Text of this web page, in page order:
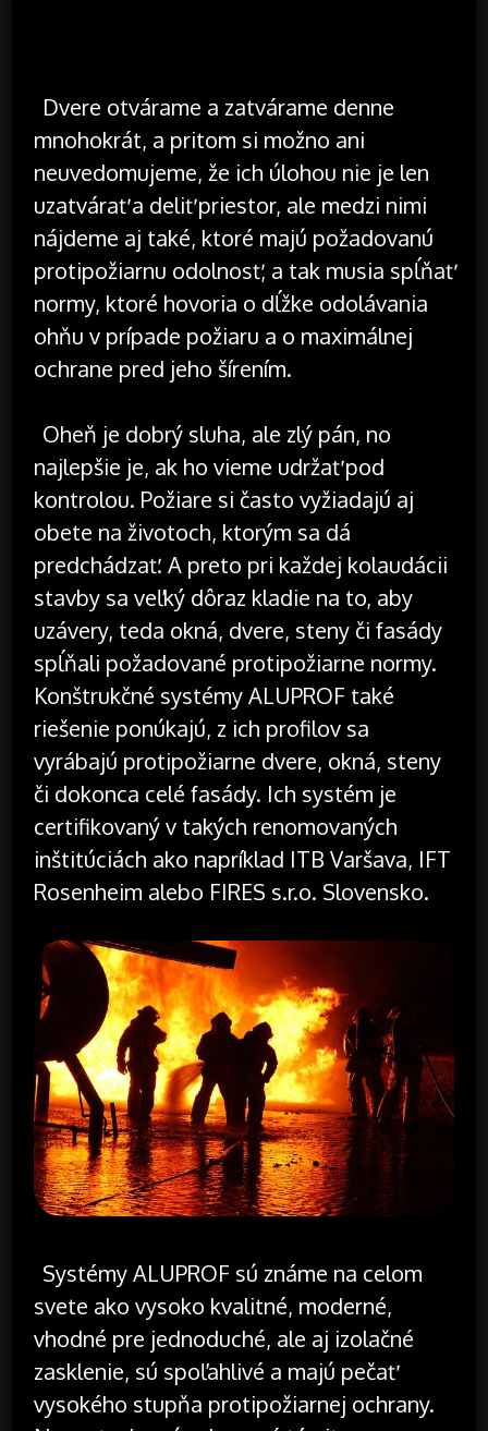
Dvere otvárame a zatvárame denne
mnohokrát, a pritom si možno ani
neuvedomujeme, že ich úlohou nie je len
uzatvárať a deliť priestor, ale medzi nimi
nájdeme aj také, ktoré majú požadovanú
protipožiarnu odolnosť, a tak musia spĺňať
normy, ktoré hovoria o dĺžke odolávania
ohňu v prípade požiaru a o maximálnej
ochrane pred jeho šírením.
Oheň je dobrý sluha, ale zlý pán, no
najlepšie je, ak ho vieme udržať pod
kontrolou. Požiare si často vyžiadajú aj
obete na životoch, ktorým sa dá
predchádzať. A preto pri každej kolaudácii
stavby sa veľký dôraz kladie na to, aby
uzávery, teda okná, dvere, steny či fasády
spĺňali požadované protipožiarne normy.
Konštrukčné systémy ALUPROF také
riešenie ponúkajú, z ich profilov sa
vyrábajú protipožiarne dvere, okná, steny
či dokonca celé fasády. Ich systém je
certifikovaný v takých renomovaných
inštitúciách ako napríklad ITB Varšava, IFT
Rosenheim alebo FIRES s.r.o. Slovensko.
Systémy ALUPROF sú známe na celom
svete ako vysoko kvalitné, moderné,
vhodné pre jednoduché, ale aj izolačné
zasklenie, sú spoľahlivé a majú pečať
vysokého stupňa protipožiarnej ochrany.